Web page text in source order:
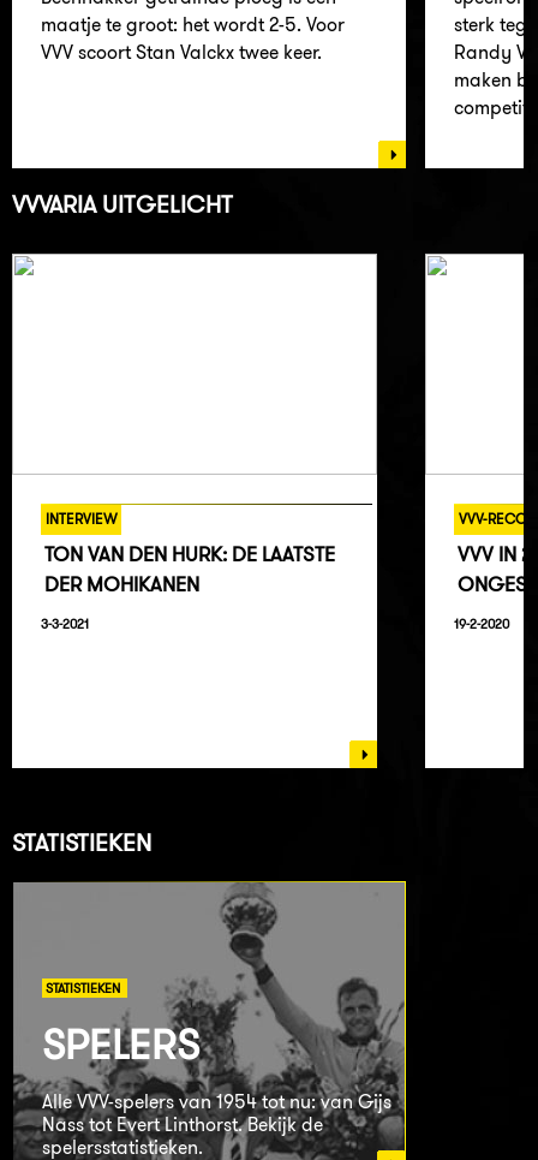
maatje te groot: het wordt 2-5. Voor
VVV scoort Stan Valckx twee keer.
sterk
Randy
maken
VVVARIA UITGELICHT
INTERVIEW
TON VAN DEN HURK: DE LAATSTE
DER MOHIKANEN
3-3-2021
VVV-
VVV IN
19-2-2020
STATISTIEKEN
STATISTIEKEN
SPELERS
Alle VVV-spelers van 1954 tot nu: van Gijs
Nass tot Evert Linthorst. Bekijk de
spelersstatistieken.